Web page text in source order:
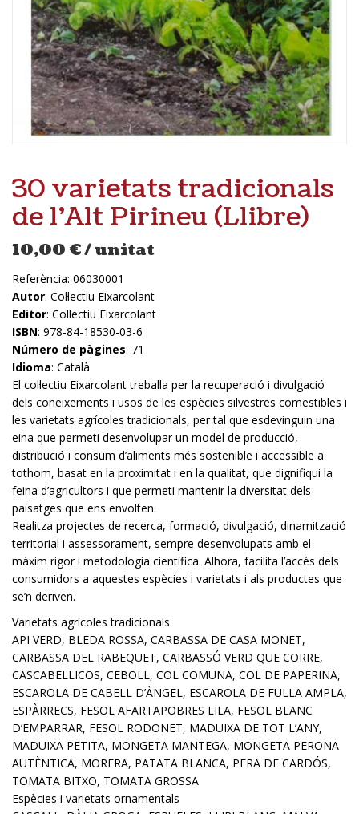
30 varietats tradicionals
de l’Alt Pirineu (Llibre)
10,00 €/ unitat
Referència: 06030001
Autor: Col·lectiu Eixarcolant
Editor: Col·lectiu Eixarcolant
ISBN: 978-84-18530-03-6
Número de pàgines: 71
Idioma: Català
El col·lectiu Eixarcolant treballa per la recuperació i divulgació
dels coneixements i usos de les espècies silvestres comestibles i
les varietats agrícoles tradicionals, per tal que esdevinguin una
eina que permeti desenvolupar un model de producció,
distribució i consum d’aliments més sostenible i accessible a
tothom, basat en la proximitat i en la qualitat, que dignifiqui la
feina d’agricultors i que permeti mantenir la diversitat dels
paisatges que ens envolten.
Realitza projectes de recerca, formació, divulgació, dinamització
territorial i assessorament, sempre desenvolupats amb el
màxim rigor i metodologia científica. Alhora, facilita l’accés dels
consumidors a aquestes espècies i varietats i als productes que
se’n deriven.
Varietats agrícoles tradicionals
API VERD, BLEDA ROSSA, CARBASSA DE CASA MONET,
CARBASSA DEL RABEQUET, CARBASSÓ VERD QUE CORRE,
CASCABELLICOS, CEBOLL, COL COMUNA, COL DE PAPERINA,
ESCAROLA DE CABELL D’ÀNGEL, ESCAROLA DE FULLA AMPLA,
ESPÀRRECS, FESOL AFARTAPOBRES LILA, FESOL BLANC
D’EMPARRAR, FESOL RODONET, MADUIXA DE TOT L’ANY,
MADUIXA PETITA, MONGETA MANTEGA, MONGETA PERONA
AUTÈNTICA, MORERA, PATATA BLANCA, PERA DE CARDÓS,
TOMATA BITXO, TOMATA GROSSA
Espècies i varietats ornamentals